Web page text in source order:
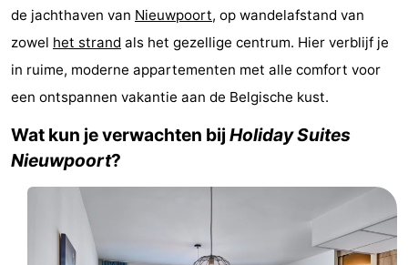
-
Nieuwpoort
-
Oostduinkerke
aan
zee
-
Westende
Last
minutes
Strand
Bezienswaardigheden
de jachthaven van Nieuwpoort, op wandelafstand van
zowel het strand als het gezellige centrum. Hier verblijf je
in ruime, moderne appartementen met alle comfort voor
een ontspannen vakantie aan de Belgische kust.
Wat kun je verwachten bij Holiday Suites
Nieuwpoort?